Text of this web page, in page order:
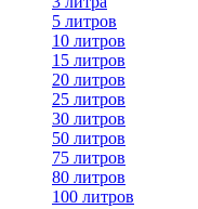
5 литров
10 литров
15 литров
20 литров
25 литров
30 литров
50 литров
75 литров
80 литров
100 литров